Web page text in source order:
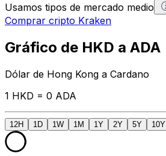
Usamos tipos de mercado medio
Comprar cripto Kraken
Gráfico de HKD a ADA
Dólar de Hong Kong a Cardano
1 HKD = 0 ADA
12H 1D 1W 1M 1Y 2Y 5Y 10Y